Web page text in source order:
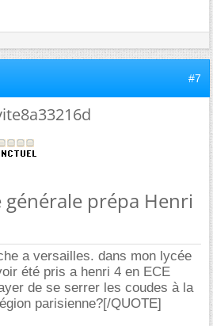
#7
générale prépa Henri
a versailles. dans mon lycée
été pris a henri 4 en ECE
de se serrer les coudes à la
parisienne?[/QUOTE]